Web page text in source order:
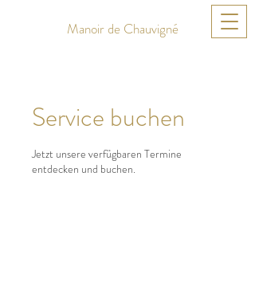
Manoir de Chauvigné
Service buchen
Jetzt unsere verfügbaren Termine
entdecken und buchen.